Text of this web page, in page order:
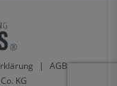
| AGB |
KG